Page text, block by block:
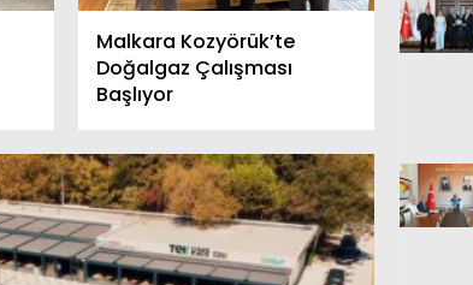
Malkara Kozyörük’te
Doğalgaz Çalışması
Başlıyor